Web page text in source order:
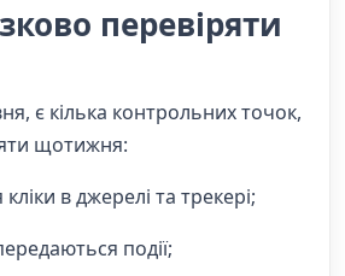
перевіряти
є кілька контрольних точок,
щотижня:
в джерелі та трекері;
події;